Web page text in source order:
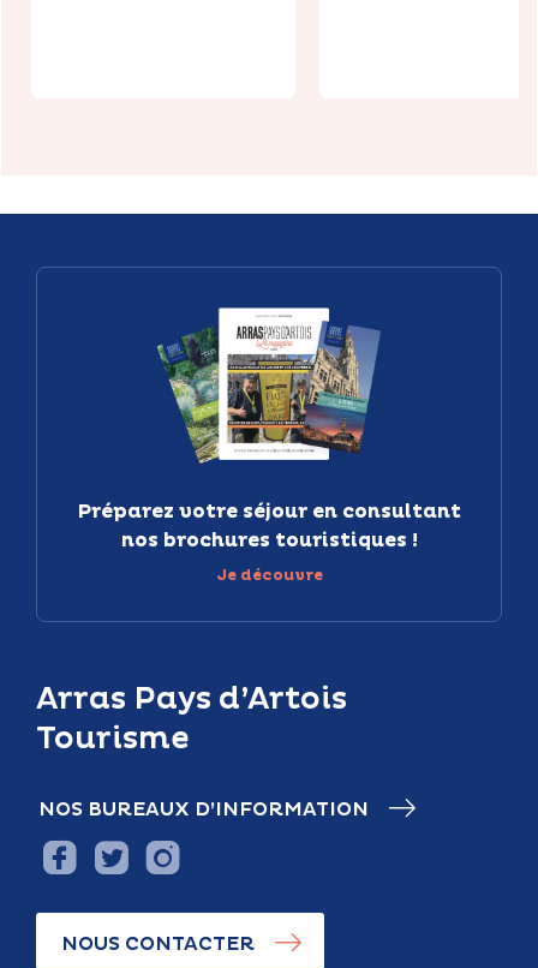
Arras Pays d’Artois
Tourisme
NOS BUREAUX D’INFORMATION
NOUS CONTACTER
Préparez votre séjour en consultant
nos brochures touristiques !
Je découvre